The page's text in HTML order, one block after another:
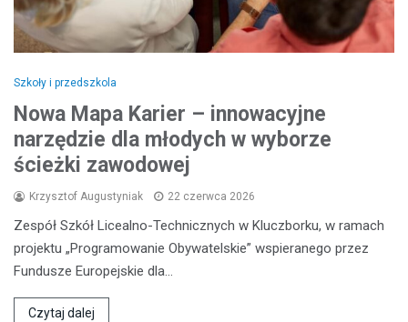
Szkoły i przedszkola
Nowa Mapa Karier – innowacyjne
narzędzie dla młodych w wyborze
ścieżki zawodowej
Krzysztof Augustyniak 22 czerwca 2026
Zespół Szkół Licealno-Technicznych w Kluczborku, w ramach
projektu „Programowanie Obywatelskie” wspieranego przez
Fundusze Europejskie dla…
Czytaj dalej